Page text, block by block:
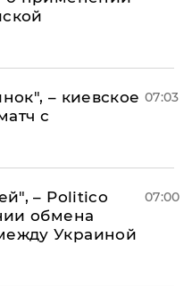
– киевское
с
07:03
– Politico
обмена
Украиной
07:00